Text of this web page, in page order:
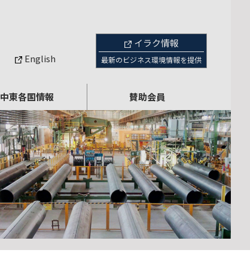
English
イラク情報
最新のビジネス環境情報を提供
中東各国情報 賛助会員